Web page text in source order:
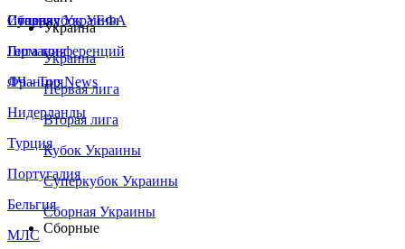
Сборная Украины
Италия
Германия
Франция
Нидерланды
Турция
Португалия
Бельгия
МЛС
Суперкубок УЕФА
Лига конференций
ЛЧ - Top News
Украина
Украина
Первая лига
Вторая лига
Кубок Украины
Суперкубок Украины
Сборная Украины
Сборные